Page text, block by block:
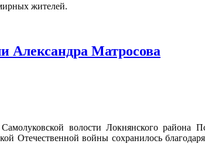
жителей.
Александра Матросова
волости Локнянского района
Отечественной войны сохранилось